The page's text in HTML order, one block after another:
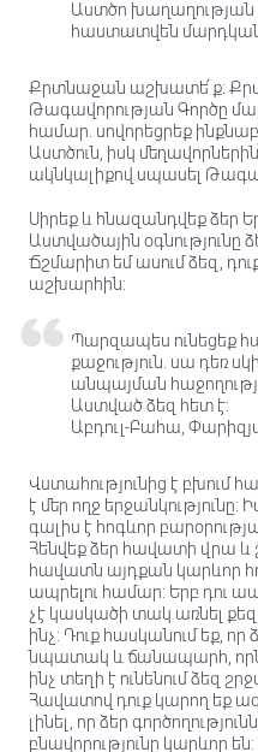
Աստծո խաղաղության
հաստատվեն
Քրտնաջան աշխատե՛ք։
Թագավորության Գործը
համար. սովորեցրեք
Աստծուն, իսկ
ակնկալիքով սպասել
Սիրեք և հնազանդվեք ձեր
Աստվածային
Ճշմարիտ եմ ասում ձեզ,
աշխարհին:
Պարզապես ունեցեք
քաջություն. սա դեռ
անպայման
Աստված ձեզ հետ է:
Աբդուլ-Բահա,
Վստահությունից է բխում
է մեր ողջ երջանկությունը:
գալիս է հոգևոր
Հենվեք ձեր հավատի վրա և
հավատն այդքան կարևոր
ապրելու համար: Երբ դու
չէ կասկածի տակ առնել
ինչ: Դուք հասկանում եք,
նպատակ և ճանապարհ, որն
ինչ տեղի է ունենում ձեզ
Հավատով դուք կարող եք
լինել, որ ձեր
բնավորությունը կարևոր են: